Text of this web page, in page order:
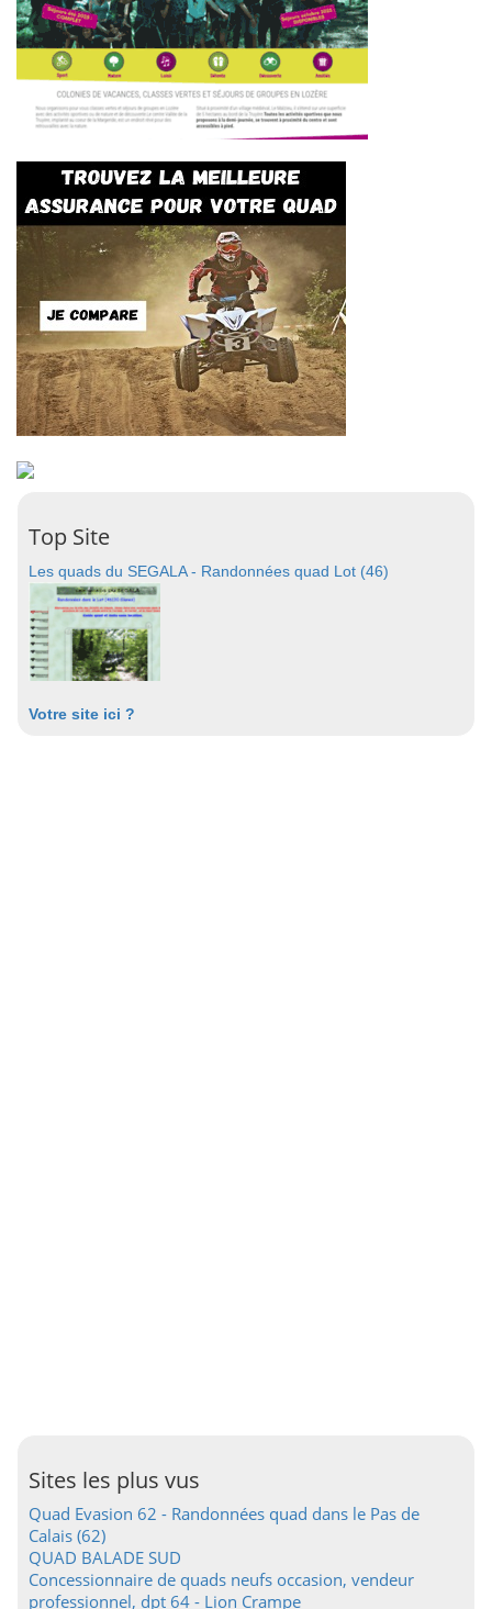
Top Site
Les quads du SEGALA - Randonnées quad Lot (46)
Votre site ici ?
Sites les plus vus
Quad Evasion 62 - Randonnées quad dans le Pas de
Calais (62)
QUAD BALADE SUD
Concessionnaire de quads neufs occasion, vendeur
professionnel, dpt 64 - Lion Crampe